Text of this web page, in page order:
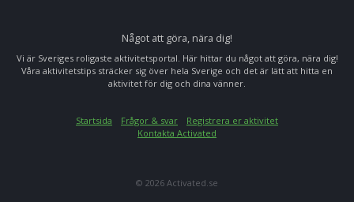
Något att göra, nära dig!
Vi är Sveriges roligaste aktivitetsportal. Här hittar du något att göra, nära dig!
Våra aktivitetstips sträcker sig över hela Sverige och det är lätt att hitta en
aktivitet för dig och dina vänner.
Startsida Frågor & svar
Registrera er aktivitet
Kontakta Activated
© 2026 Activated.se